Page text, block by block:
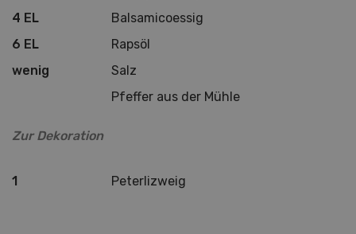
4 EL
Balsamicoessig
6 EL
Rapsöl
wenig
Salz
Pfeffer aus der Mühle
Zur Dekoration
1 Peterlizweig